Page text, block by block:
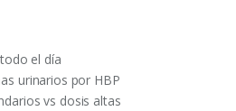
el día
urinarios por HBP
vs dosis altas